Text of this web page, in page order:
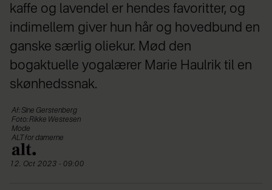
kaffe og lavendel er hendes favoritter, og
indimellem giver hun hår og hovedbund en
ganske særlig oliekur. Mød den
bogaktuelle yogalærer Marie Haulrik til en
skønhedssnak.
Af: Sine Gerstenberg
Foto: Rikke Westesen
Mode
ALT for damerne
12. Oct 2023 - 09:00